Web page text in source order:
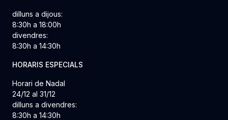
dilluns a dijous:
8:30h a 18:00h
divendres:
8:30h a 14:30h
HORARIS ESPECIALS
Horari de Nadal
24/12 al 31/12
dilluns a divendres:
8:30h a 14:30h